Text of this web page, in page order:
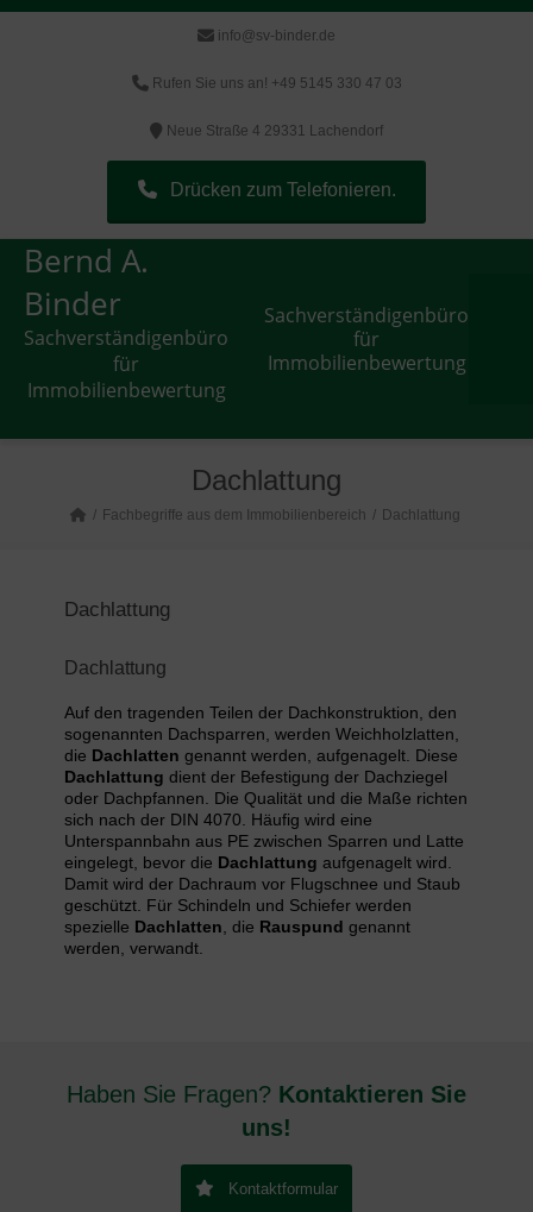
info@sv-binder.de
Rufen Sie uns an! +49 5145 330 47 03
Neue Straße 4 29331 Lachendorf
Drücken zum Telefonieren.
Bernd A.
Binder
Sachverständigenbüro
für
Immobilienbewertung
Sachverständigenbüro
für
Immobilienbewertung
Dachlattung
Fachbegriffe aus dem Immobilienbereich Dachlattung
Dachlattung
Dachlattung
Auf den tragenden Teilen der Dachkonstruktion, den
sogenannten Dachsparren, werden Weichholzlatten,
die Dachlatten genannt werden, aufgenagelt. Diese
Dachlattung dient der Befestigung der Dachziegel
oder Dachpfannen. Die Qualität und die Maße richten
sich nach der DIN 4070. Häufig wird eine
Unterspannbahn aus PE zwischen Sparren und Latte
eingelegt, bevor die Dachlattung aufgenagelt wird.
Damit wird der Dachraum vor Flugschnee und Staub
geschützt. Für Schindeln und Schiefer werden
spezielle Dachlatten , die Rauspund genannt
werden, verwandt.
Haben Sie Fragen? Kontaktieren Sie
uns!
Kontaktformular